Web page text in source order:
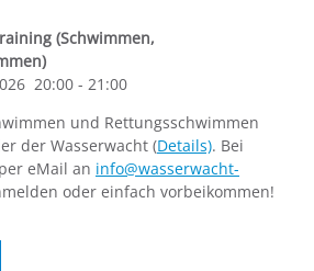
(Schwimmen,
20:00 - 21:00
und Rettungsschwimmen
der Wasserwacht (Details). Bei
eMail an info@wasserwacht-
oder einfach vorbeikommen!